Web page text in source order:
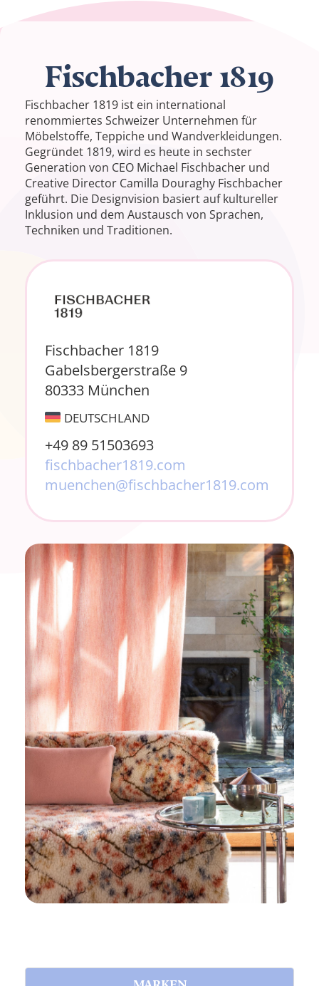
Fischbacher 1819
Fischbacher 1819 ist ein international
renommiertes Schweizer Unternehmen für
Möbelstoffe, Teppiche und Wandverkleidungen.
Gegründet 1819, wird es heute in sechster
Generation von CEO Michael Fischbacher und
Creative Director Camilla Douraghy Fischbacher
geführt. Die Designvision basiert auf kultureller
Inklusion und dem Austausch von Sprachen,
Techniken und Traditionen.
Fischbacher 1819
Gabelsbergerstraße 9
80333 München
DEUTSCHLAND
+49 89 51503693
fischbacher1819.com
muenchen@fischbacher1819.com
MARKEN